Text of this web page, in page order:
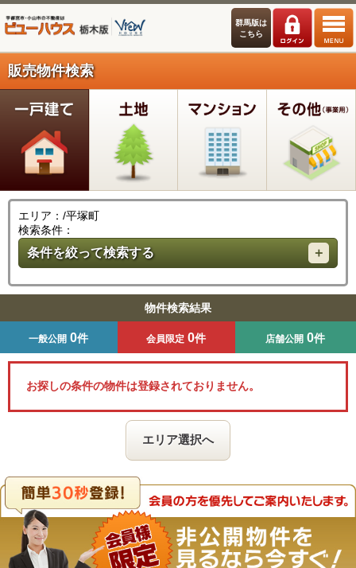
群馬版は
こちら
販売物件検索
エリア：/平塚町
検索条件：
条件を絞って検索する
物件検索結果
一般公開 0件 会員限定 0件 店舗公開 0件
お探しの条件の物件は登録されておりません。
エリア選択へ